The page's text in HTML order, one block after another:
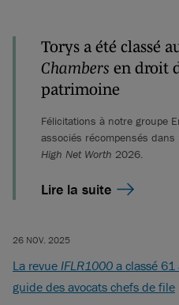
Torys a été classé
Chambers en droit
patrimoine
Félicitations à notre groupe
associés récompensés dans
High Net Worth 2026.
Lire la suite
26 NOV. 2025
La revue IFLR1000 a classé 61
guide des avocats chefs de file